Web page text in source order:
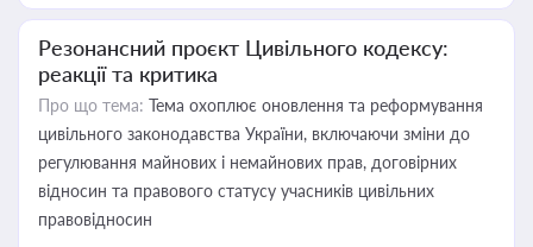
Резонансний проєкт Цивільного кодексу:
реакції та критика
Про що тема: Тема охоплює оновлення та реформування
цивільного законодавства України, включаючи зміни до
регулювання майнових і немайнових прав, договірних
відносин та правового статусу учасників цивільних
правовідносин